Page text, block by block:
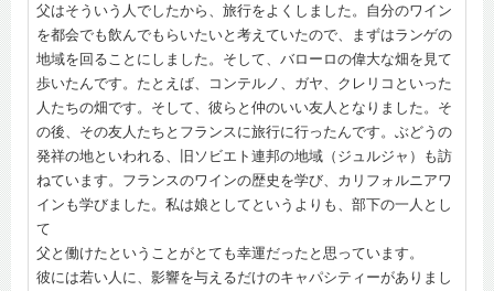
父はそういう人でしたから、旅行をよくしました。自分のワイン
を都会でも飲んでもらいたいと考えていたので、まずはランゲの
地域を回ることにしました。そして、バローロの偉大な畑を見て
歩いたんです。たとえば、コンテルノ、ガヤ、クレリコといった
人たちの畑です。そして、彼らと仲のいい友人となりました。そ
の後、その友人たちとフランスに旅行に行ったんです。ぶどうの
発祥の地といわれる、旧ソビエト連邦の地域（ジュルジャ）も訪
ねています。フランスのワインの歴史を学び、カリフォルニアワ
インも学びました。私は娘としてというよりも、部下の一人とし
て
父と働けたということがとても幸運だったと思っています。
彼には若い人に、影響を与えるだけのキャパシティーがありまし